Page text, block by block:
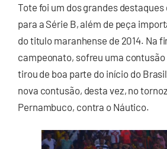
Tote foi um dos grandes
para a Série B, além de peça
do titulo maranhense de 2014. Na
campeonato, sofreu uma contusão
tirou de boa parte do início do
nova contusão, desta vez, no
Pernambuco, contra o Náutico.